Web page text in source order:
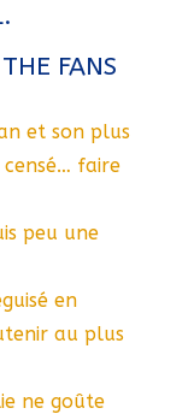
FANS
et son plus
censé… faire
peu une
en
au plus
ne goûte